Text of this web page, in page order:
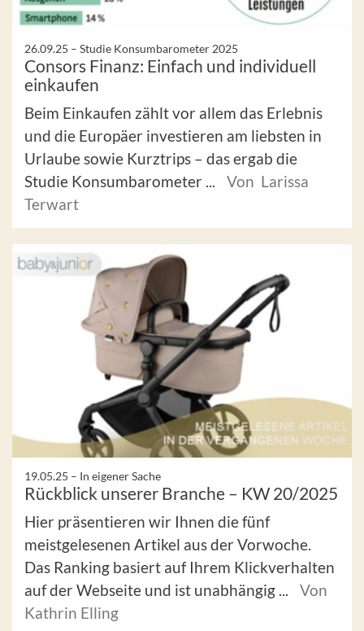
26.09.25 – Studie Konsumbarometer 2025
Consors Finanz: Einfach und individuell
einkaufen
Beim Einkaufen zählt vor allem das Erlebnis
und die Europäer investieren am liebsten in
Urlaube sowie Kurztrips – das ergab die
Studie Konsumbarometer ...
Von Larissa
Terwart
19.05.25 – In eigener Sache
Rückblick unserer Branche – KW 20/2025
Hier präsentieren wir Ihnen die fünf
meistgelesenen Artikel aus der Vorwoche.
Das Ranking basiert auf Ihrem Klickverhalten
auf der Webseite und ist unabhängig ...
Von
Kathrin Elling